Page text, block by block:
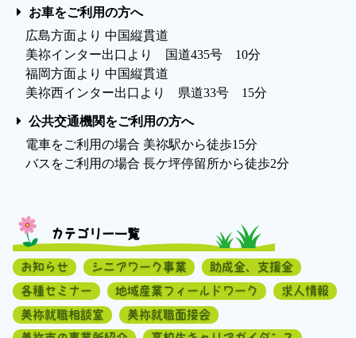
お車をご利用の方へ
広島方面より 中国縦貫道
美祢インター出口より 国道435号 10分
福岡方面より 中国縦貫道
美祢西インター出口より 県道33号 15分
公共交通機関をご利用の方へ
電車をご利用の場合 美祢駅から徒歩15分
バスをご利用の場合 長ケ坪停留所から徒歩2分
カテゴリー一覧
お知らせ シニアワーク事業
助成金、支援金
各種セミナー
地域産業フィールドワーク
求人情報
美祢就職相談室
美祢就職面接会